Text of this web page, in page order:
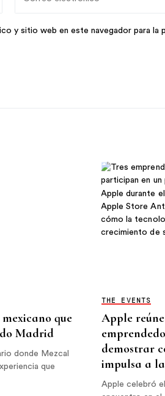
y sitio web en este navegador para la
que
Madrid
donde Mezcal
que
THE EVENTS
Apple
demostrar
impulsa a
Apple celebró